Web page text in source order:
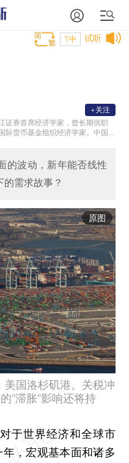
试听
T中
证券首席经济学家，曾长期供职
际货币基金组织经济学家。中国
（CF40）成员、中国首席经济学
人大等校兼职导师。
+关注
的波动，新年能否线性
需求故事？
原图
美国洛杉矶港。关税冲
“滞胀”影响还将持
世界经济和全球市
，宏观基本面和诸多